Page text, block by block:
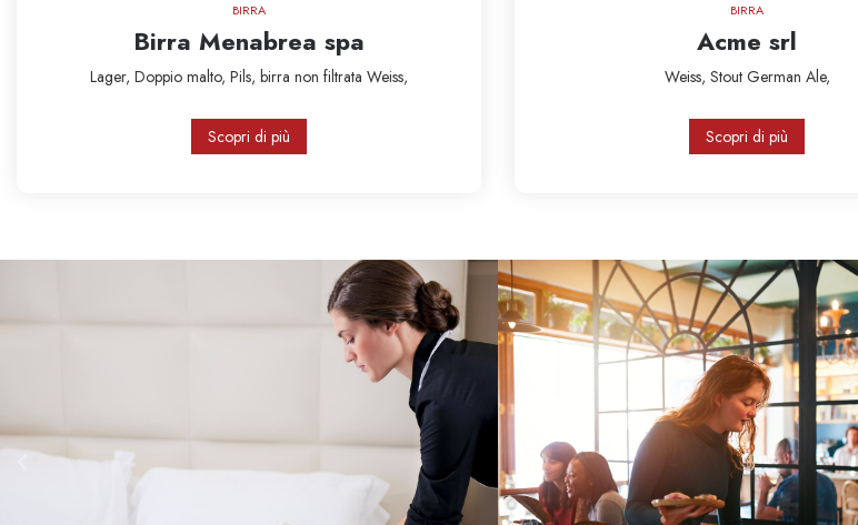
BIRRA
Birra Menabrea spa
Lager, Doppio malto, Pils, birra non filtrata Weiss,
Scopri di più
BIRRA
Acme srl
Weiss, Stout German Ale,
Scopri di più